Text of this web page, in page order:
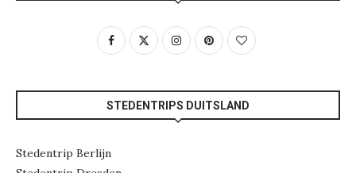
STEDENTRIPS DUITSLAND
Stedentrip Berlijn